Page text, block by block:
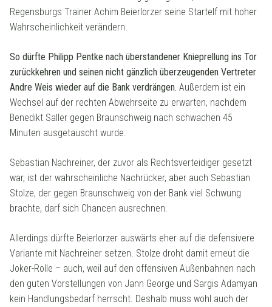
Regensburgs Trainer Achim Beierlorzer seine Startelf mit hoher
Wahrscheinlichkeit verändern.
So dürfte Philipp Pentke nach überstandener Knieprellung ins Tor
zurückkehren und seinen nicht gänzlich überzeugenden Vertreter
Andre Weis wieder auf die Bank verdrängen. Außerdem ist ein
Wechsel auf der rechten Abwehrseite zu erwarten, nachdem
Benedikt Saller gegen Braunschweig nach schwachen 45
Minuten ausgetauscht wurde.
Sebastian Nachreiner, der zuvor als Rechtsverteidiger gesetzt
war, ist der wahrscheinliche Nachrücker, aber auch Sebastian
Stolze, der gegen Braunschweig von der Bank viel Schwung
brachte, darf sich Chancen ausrechnen.
Allerdings dürfte Beierlorzer auswärts eher auf die defensivere
Variante mit Nachreiner setzen. Stolze droht damit erneut die
Joker-Rolle – auch, weil auf den offensiven Außenbahnen nach
den guten Vorstellungen von Jann George und Sargis Adamyan
kein Handlungsbedarf herrscht. Deshalb muss wohl auch der